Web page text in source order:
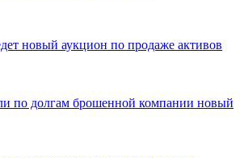
новый аукцион по продаже активов
по долгам брошенной компании новый